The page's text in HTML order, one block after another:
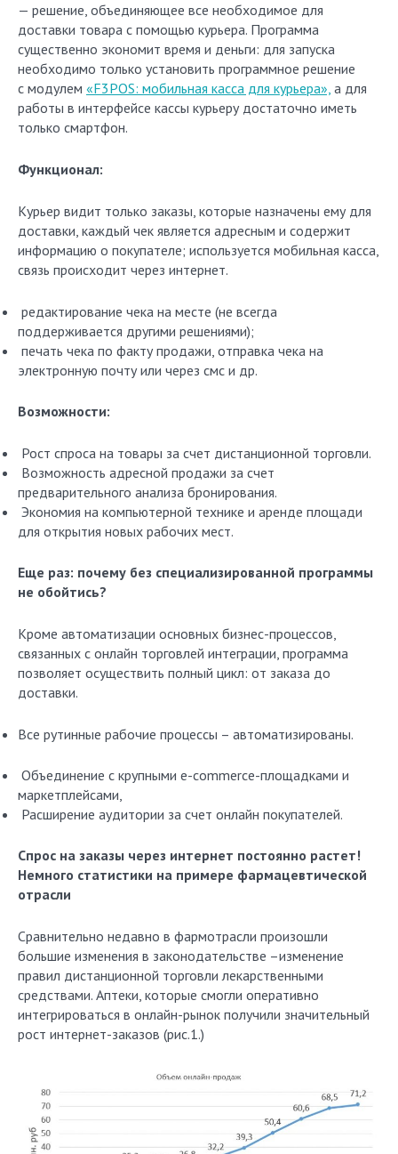
— решение, объединяющее все необходимое для
доставки товара с помощью курьера. Программа
существенно экономит время и деньги: для запуска
необходимо только установить программное решение
с модулем «F3POS: мобильная касса для курьера», а для
работы в интерфейсе кассы курьеру достаточно иметь
только смартфон.
Функционал:
Курьер видит только заказы, которые назначены ему для
доставки, каждый чек является адресным и содержит
информацию о покупателе; используется мобильная касса,
связь происходит через интернет.
редактирование чека на месте (не всегда
поддерживается другими решениями);
печать чека по факту продажи, отправка чека на
электронную почту или через смс и др.
Возможности:
Рост спроса на товары за счет дистанционной торговли.
Возможность адресной продажи за счет
предварительного анализа бронирования.
Экономия на компьютерной технике и аренде площади
для открытия новых рабочих мест.
Еще раз: почему без специализированной программы
не обойтись?
Кроме автоматизации основных бизнес-процессов,
связанных с онлайн торговлей интеграции, программа
позволяет осуществить полный цикл: от заказа до
доставки.
Все рутинные рабочие процессы – автоматизированы.
Объединение с крупными e-commerce-площадками и
маркетплейсами,
Расширение аудитории за счет онлайн покупателей.
Спрос на заказы через интернет постоянно растет!
Немного статистики на примере фармацевтической
отрасли
Сравнительно недавно в фармотрасли произошли
большие изменения в законодательстве –изменение
правил дистанционной торговли лекарственными
средствами. Аптеки, которые смогли оперативно
интегрироваться в онлайн-рынок получили значительный
рост интернет-заказов (рис.1.)